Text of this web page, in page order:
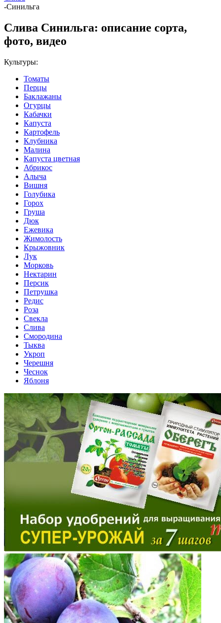
-Синильга
Слива Синильга: описание сорта,
фото, видео
Культуры:
Томаты
Перцы
Баклажаны
Огурцы
Кабачки
Капуста
Картофель
Клубника
Малина
Капуста цветная
Абрикос
Алыча
Вишня
Голубика
Горох
Груша
Дюк
Ежевика
Жимолость
Крыжовник
Лук
Морковь
Нектарин
Персик
Петрушка
Редис
Роза
Свекла
Слива
Смородина
Тыква
Укроп
Черешня
Чеснок
Яблоня